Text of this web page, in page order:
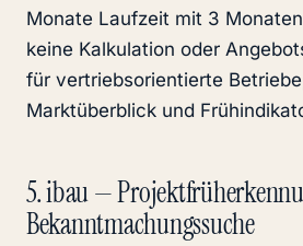
Monate Laufzeit mit 3
keine Kalkulation oder
für vertriebsorientierte
Marktüberblick und
5. ibau —
Bekanntmachungssuche